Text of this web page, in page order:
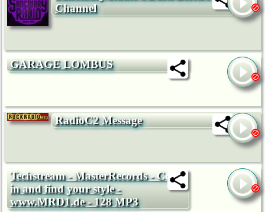
Channel
GARAGE LOMBUS
RadioC2 Message
Techstream - MasterRecords - Come
in and find your style -
www.MRD1.de - 128 MP3